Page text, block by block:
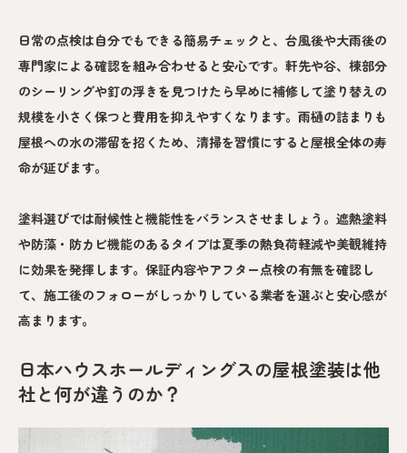
日常の点検は自分でもできる簡易チェックと、台風後や大雨後の
専門家による確認を組み合わせると安心です。軒先や谷、棟部分
のシーリングや釘の浮きを見つけたら早めに補修して塗り替えの
規模を小さく保つと費用を抑えやすくなります。雨樋の詰まりも
屋根への水の滞留を招くため、清掃を習慣にすると屋根全体の寿
命が延びます。
塗料選びでは耐候性と機能性をバランスさせましょう。遮熱塗料
や防藻・防カビ機能のあるタイプは夏季の熱負荷軽減や美観維持
に効果を発揮します。保証内容やアフター点検の有無を確認し
て、施工後のフォローがしっかりしている業者を選ぶと安心感が
高まります。
日本ハウスホールディングスの屋根塗装は他
社と何が違うのか？